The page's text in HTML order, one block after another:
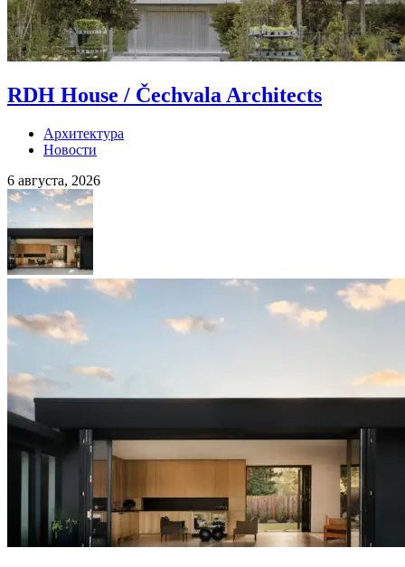
RDH House / Čechvala Architects
Архитектура
Новости
6 августа, 2026